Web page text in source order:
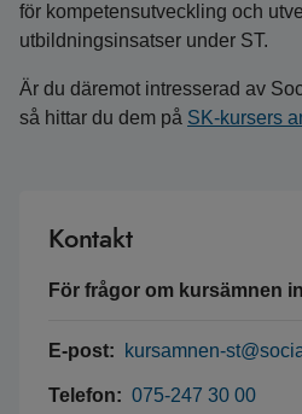
för kompetensutveckling och
utbildningsinsatser under ST.
Är du däremot intresserad av
så hittar du dem på SK-kursers
Kontakt
För frågor om kursämnen
E-post: kursamnen-
Telefon: 075-247 30 00